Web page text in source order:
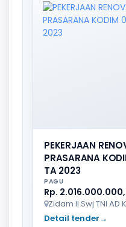
PEKERJAAN
PRASARANA
TA 2023
PAGU
Rp.
Zidam II Swj TNI
Detail tender→